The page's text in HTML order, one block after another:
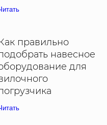
правильно
навесное
для